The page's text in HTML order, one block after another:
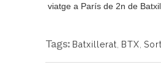
viatge a París de 2n de
Tags: Batxillerat BTX